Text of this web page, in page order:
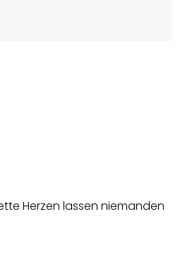
Herzen lassen niemanden